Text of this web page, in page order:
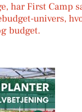
har First Camp
univers,
budget.